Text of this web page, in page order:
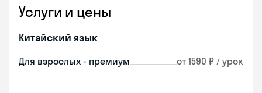
Услуги и цены
Китайский язык
Для взрослых - премиум от 1590 ₽ / урок